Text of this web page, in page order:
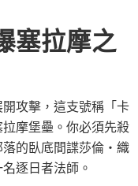
塞拉摩之
攻擊，這支號稱「卡
摩堡壘。你必須先殺
落的臥底間諜莎倫‧織
逐日者法師。